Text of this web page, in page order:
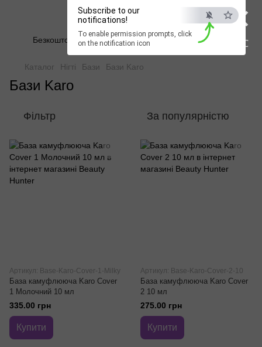
×
ESC
Subscribe to our
notifications!
To enable permission prompts, click
on the notification icon
Beauty Hunter
Безкоштовна доставка при замовленні від 2500 грн
Каталог Нігті Бази Бази Karo
Бази Karo
Фільтр За популярністю
Артикул: Base-Karo-Cover-1-Milky
База камуфлююча Karo Cover
1 Молочний 10 мл
335.00 грн
Купити
Артикул: Base-Karo-Cover-2-10
База камуфлююча Karo Cover
2 10 мл
275.00 грн
Купити